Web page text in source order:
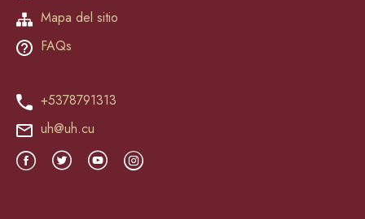
Mapa del sitio
FAQs
+5378791313
uh@uh.cu